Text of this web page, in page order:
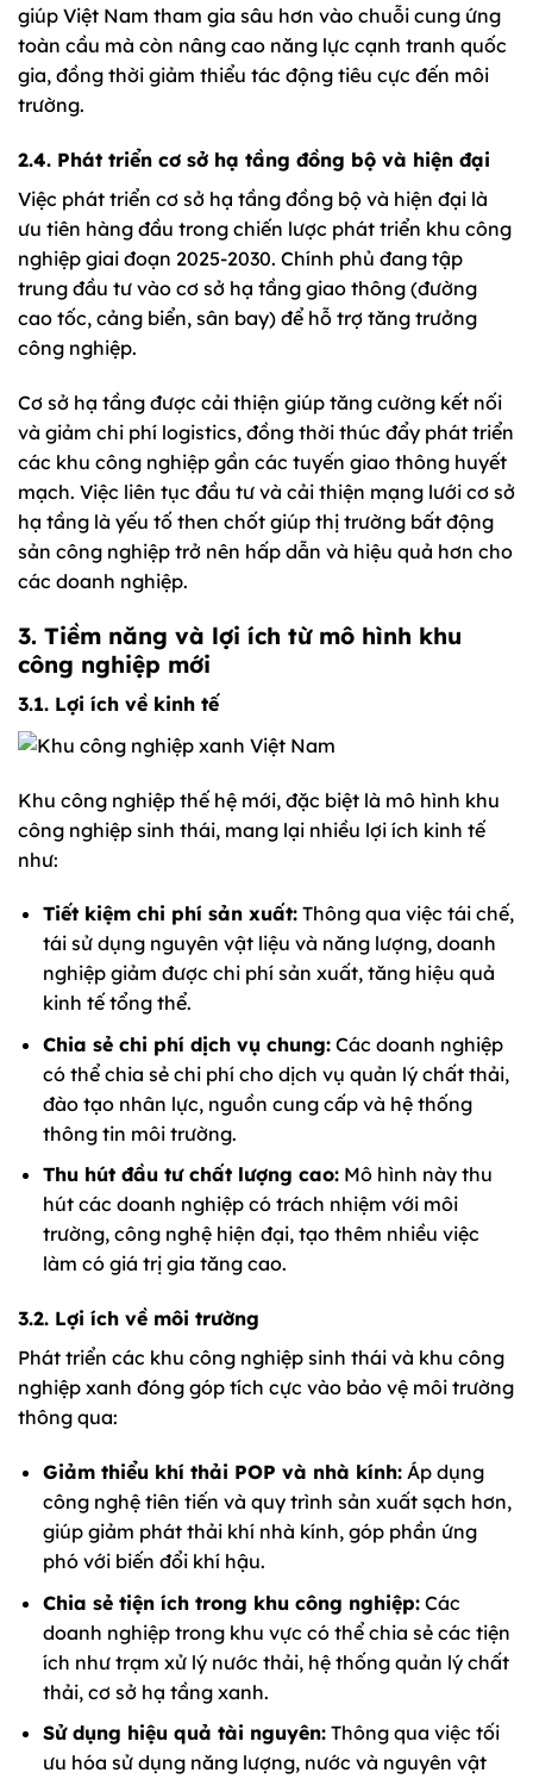
giúp Việt Nam tham gia sâu hơn vào chuỗi cung ứng
toàn cầu mà còn nâng cao năng lực cạnh tranh quốc
gia, đồng thời giảm thiểu tác động tiêu cực đến môi
trường.
2.4. Phát triển cơ sở hạ tầng đồng bộ và hiện đại
Việc phát triển cơ sở hạ tầng đồng bộ và hiện đại là
ưu tiên hàng đầu trong chiến lược phát triển khu công
nghiệp giai đoạn 2025-2030. Chính phủ đang tập
trung đầu tư vào cơ sở hạ tầng giao thông (đường
cao tốc, cảng biển, sân bay) để hỗ trợ tăng trưởng
công nghiệp.
Cơ sở hạ tầng được cải thiện giúp tăng cường kết nối
và giảm chi phí logistics, đồng thời thúc đẩy phát triển
các khu công nghiệp gần các tuyến giao thông huyết
mạch. Việc liên tục đầu tư và cải thiện mạng lưới cơ sở
hạ tầng là yếu tố then chốt giúp thị trường bất động
sản công nghiệp trở nên hấp dẫn và hiệu quả hơn cho
các doanh nghiệp.
3. Tiềm năng và lợi ích từ mô hình khu
công nghiệp mới
3.1. Lợi ích về kinh tế
Khu công nghiệp thế hệ mới, đặc biệt là mô hình khu
công nghiệp sinh thái, mang lại nhiều lợi ích kinh tế
như:
Tiết kiệm chi phí sản xuất:Thông qua việc tái chế,
tái sử dụng nguyên vật liệu và năng lượng, doanh
nghiệp giảm được chi phí sản xuất, tăng hiệu quả
kinh tế tổng thể.
Chia sẻ chi phí dịch vụ chung:Các doanh nghiệp
có thể chia sẻ chi phí cho dịch vụ quản lý chất thải,
đào tạo nhân lực, nguồn cung cấp và hệ thống
thông tin môi trường.
Thu hút đầu tư chất lượng cao:Mô hình này thu
hút các doanh nghiệp có trách nhiệm với môi
trường, công nghệ hiện đại, tạo thêm nhiều việc
làm có giá trị gia tăng cao.
3.2. Lợi ích về môi trường
Phát triển các khu công nghiệp sinh thái và khu công
nghiệp xanh đóng góp tích cực vào bảo vệ môi trường
thông qua:
Giảm thiểu khí thải POP và nhà kính:Áp dụng
công nghệ tiên tiến và quy trình sản xuất sạch hơn,
giúp giảm phát thải khí nhà kính, góp phần ứng
phó với biến đổi khí hậu.
Chia sẻ tiện ích trong khu công nghiệp:Các
doanh nghiệp trong khu vực có thể chia sẻ các tiện
ích như trạm xử lý nước thải, hệ thống quản lý chất
thải, cơ sở hạ tầng xanh.
Sử dụng hiệu quả tài nguyên:Thông qua việc tối
ưu hóa sử dụng năng lượng, nước và nguyên vật